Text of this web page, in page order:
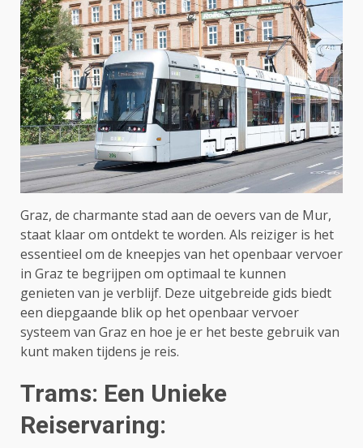
Graz, de charmante stad aan de oevers van de Mur,
staat klaar om ontdekt te worden. Als reiziger is het
essentieel om de kneepjes van het openbaar vervoer
in Graz te begrijpen om optimaal te kunnen
genieten van je verblijf. Deze uitgebreide gids biedt
een diepgaande blik op het openbaar vervoer
systeem van Graz en hoe je er het beste gebruik van
kunt maken tijdens je reis.
Trams: Een Unieke
Reiservaring: